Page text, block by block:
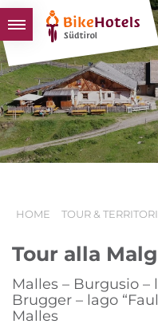
BIKEHOTELS
HOTELS &
TOUR &
L'ALTO ADIGE
HOME TOUR & TERRITORI
Tour alla
Malles – Burgusio –
Brugger – lago
Malles